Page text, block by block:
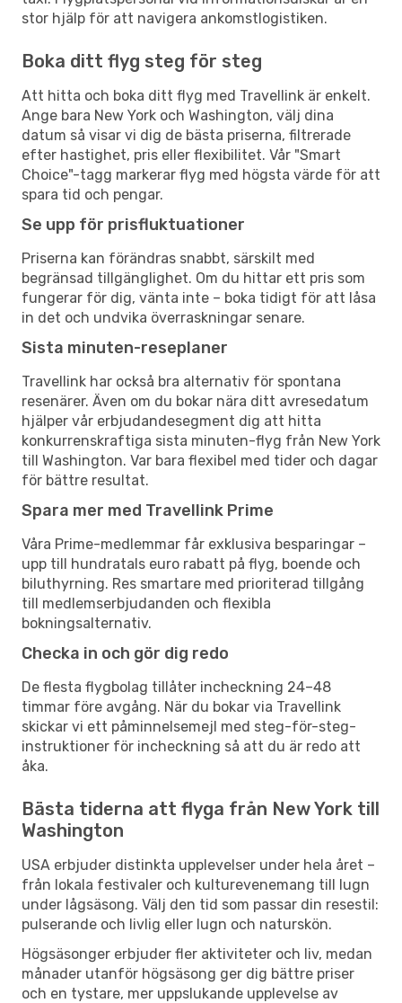
stor hjälp för att navigera ankomstlogistiken.
Boka ditt flyg steg för steg
Att hitta och boka ditt flyg med Travellink är enkelt.
Ange bara New York och Washington, välj dina
datum så visar vi dig de bästa priserna, filtrerade
efter hastighet, pris eller flexibilitet. Vår "Smart
Choice"-tagg markerar flyg med högsta värde för att
spara tid och pengar.
Se upp för prisfluktuationer
Priserna kan förändras snabbt, särskilt med
begränsad tillgänglighet. Om du hittar ett pris som
fungerar för dig, vänta inte – boka tidigt för att låsa
in det och undvika överraskningar senare.
Sista minuten-reseplaner
Travellink har också bra alternativ för spontana
resenärer. Även om du bokar nära ditt avresedatum
hjälper vår erbjudandesegment dig att hitta
konkurrenskraftiga sista minuten-flyg från New York
till Washington. Var bara flexibel med tider och dagar
för bättre resultat.
Spara mer med Travellink Prime
Våra Prime-medlemmar får exklusiva besparingar –
upp till hundratals euro rabatt på flyg, boende och
biluthyrning. Res smartare med prioriterad tillgång
till medlemserbjudanden och flexibla
bokningsalternativ.
Checka in och gör dig redo
De flesta flygbolag tillåter incheckning 24–48
timmar före avgång. När du bokar via Travellink
skickar vi ett påminnelsemejl med steg-för-steg-
instruktioner för incheckning så att du är redo att
åka.
Bästa tiderna att flyga från New York till
Washington
USA erbjuder distinkta upplevelser under hela året –
från lokala festivaler och kulturevenemang till lugn
under lågsäsong. Välj den tid som passar din resestil:
pulserande och livlig eller lugn och naturskön.
Högsäsonger erbjuder fler aktiviteter och liv, medan
månader utanför högsäsong ger dig bättre priser
och en tystare, mer uppslukande upplevelse av